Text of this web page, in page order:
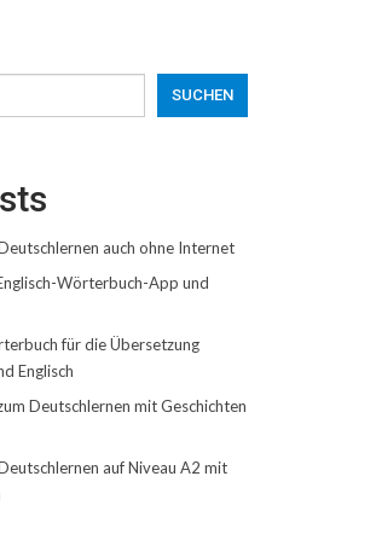
SUCHEN
auch ohne Internet
Wörterbuch-App und
für die Übersetzung
Englisch
Deutschlernen mit Geschichten
auf Niveau A2 mit